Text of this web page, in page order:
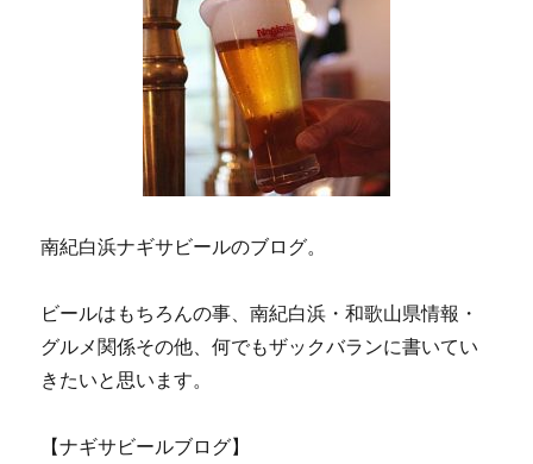
南紀白浜ナギサビールのブログ。
ビールはもちろんの事、南紀白浜・和歌山県情報・
グルメ関係その他、何でもザックバランに書いてい
きたいと思います。
【ナギサビールブログ】